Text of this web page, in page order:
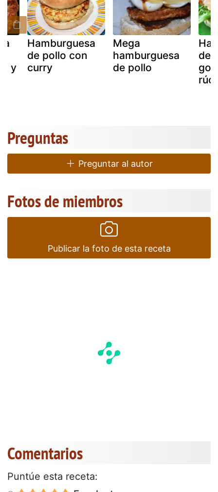
y
Hamburguesa
de pollo con
curry
Mega
hamburguesa
de pollo
de
Preguntas
Preguntar al autor
Fotos de miembros
Publicar la foto de esta receta
Comentarios
Puntúe esta receta: